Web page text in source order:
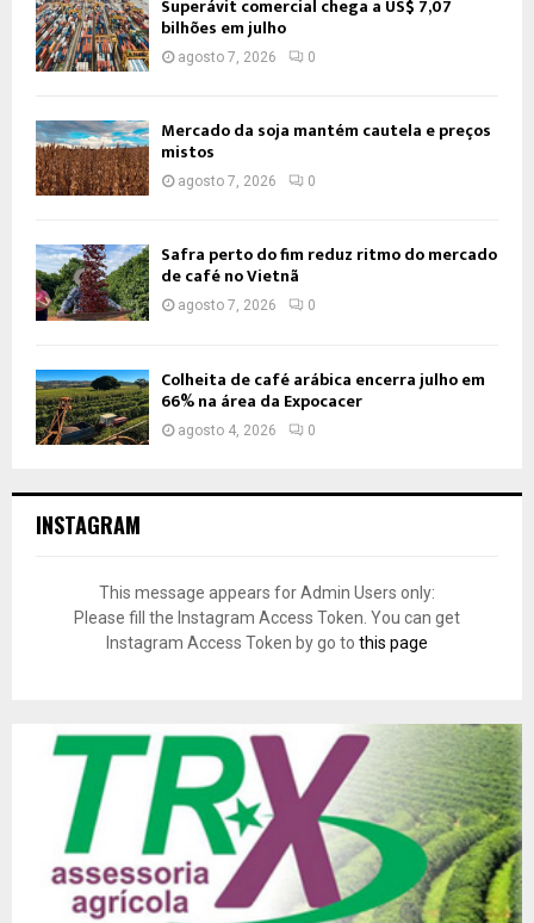
Superávit comercial chega a US$ 7,07
bilhões em julho
agosto 7, 2026 0
Mercado da soja mantém cautela e preços
mistos
agosto 7, 2026 0
Safra perto do fim reduz ritmo do mercado
de café no Vietnã
agosto 7, 2026 0
Colheita de café arábica encerra julho em
66% na área da Expocacer
agosto 4, 2026 0
INSTAGRAM
This message appears for Admin Users only:
Please fill the Instagram Access Token. You can get
Instagram Access Token by go to this page